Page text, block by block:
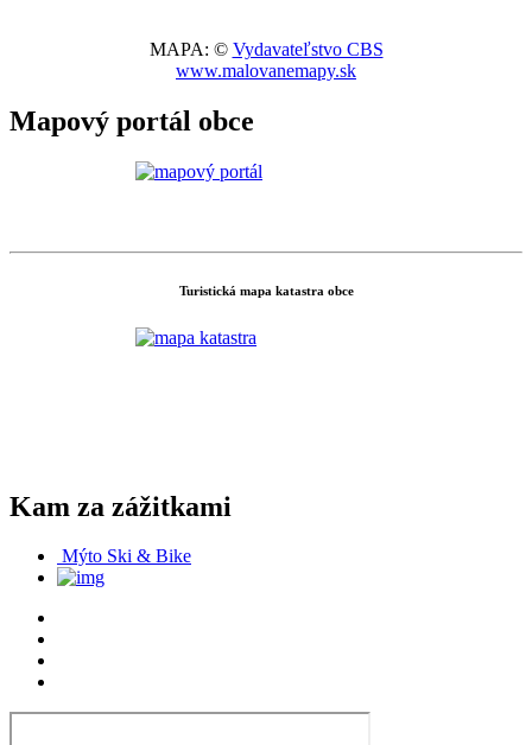
MAPA: © Vydavateľstvo CBS
www.malovanemapy.sk
Mapový portál obce
Turistická mapa katastra obce
Kam za zážitkami
Mýto Ski & Bike